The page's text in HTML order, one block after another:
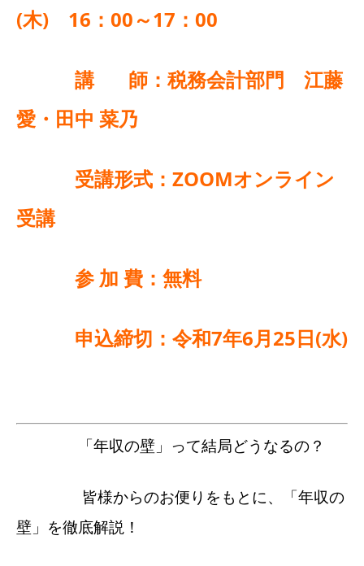
(木) 16：00～17：00
講 師：税務会計部門 江藤
愛・田中 菜乃
受講形式：ZOOMオンライン
受講
参 加 費：無料
申込締切：令和7年6月25日(水)
「年収の壁」って結局どうなるの？
皆様からのお便りをもとに、「年収の
壁」を徹底解説！